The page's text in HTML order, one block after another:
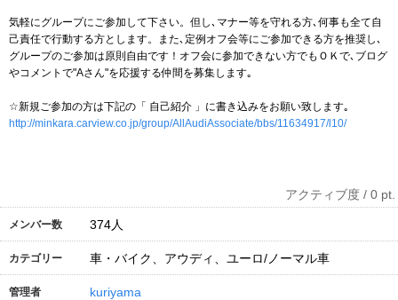
気軽にグループにご参加して下さい。但し､マナー等を守れる方､何事も全て自
己責任で行動する方とします。また､定例オフ会等にご参加できる方を推奨し､
グループのご参加は原則自由です！オフ会に参加できない方でもＯＫで､ブログ
やコメントで"Aさん"を応援する仲間を募集します｡
☆新規ご参加の方は下記の「 自己紹介 」に書き込みをお願い致します｡
http://minkara.carview.co.jp/group/AllAudiAssociate/bbs/11634917/l10/
アクティブ度 / 0 pt.
メンバー数 374人
カテゴリー 車・バイク、アウディ、ユーロ/ノーマル車
管理者 kuriyama